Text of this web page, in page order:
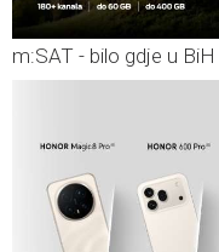
m:SAT - bilo gdje u BiH